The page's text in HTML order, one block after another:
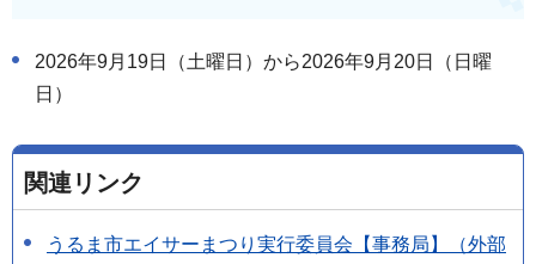
2026年9月19日（土曜日）から2026年9月20日（日曜
日）
関連リンク
うるま市エイサーまつり実行委員会【事務局】（外部